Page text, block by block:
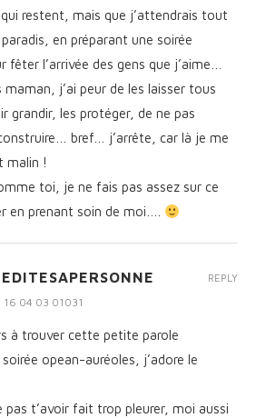
restent, mais que j’attendrais tout
en préparant une soirée
l’arrivée des gens que j’aime…
maman, j’ai peur de les laisser tous
grandir, les protéger, de ne pas
bref… j’arrête, car là je me
malin !
toi, je ne fais pas assez sur ce
en prenant soin de moi….
04 03 01031
à trouver cette petite parole
opean-auréoles, j’adore le
pas t’avoir fait trop pleurer, moi aussi
REPLY